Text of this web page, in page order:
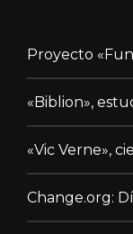
Proyecto
«Biblion»,
«Vic Verne»,
Change.org: